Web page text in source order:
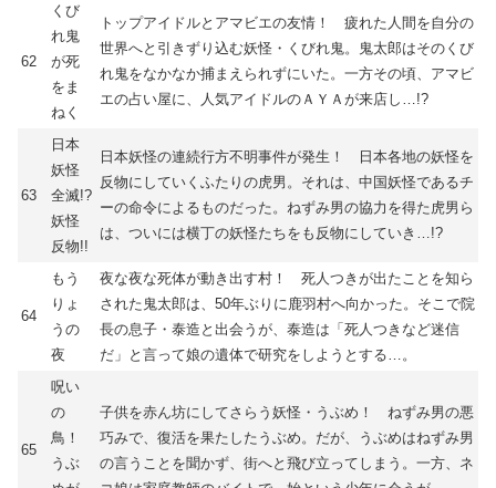
62
くび
れ鬼
が死
をま
ねく
トップアイドルとアマビエの友情！ 疲れた人間を自分の
世界へと引きずり込む妖怪・くびれ鬼。鬼太郎はそのくび
れ鬼をなかなか捕まえられずにいた。一方その頃、アマビ
エの占い屋に、人気アイドルのＡＹＡが来店し…!?
63
日本
妖怪
全滅!?
妖怪
反物!!
日本妖怪の連続行方不明事件が発生！ 日本各地の妖怪を
反物にしていくふたりの虎男。それは、中国妖怪であるチ
ーの命令によるものだった。ねずみ男の協力を得た虎男ら
は、ついには横丁の妖怪たちをも反物にしていき…!?
64
もう
りょ
うの
夜
夜な夜な死体が動き出す村！ 死人つきが出たことを知ら
された鬼太郎は、50年ぶりに鹿羽村へ向かった。そこで院
長の息子・泰造と出会うが、泰造は「死人つきなど迷信
だ」と言って娘の遺体で研究をしようとする…。
65
呪い
の
鳥！
うぶ
子供を赤ん坊にしてさらう妖怪・うぶめ！ ねずみ男の悪
巧みで、復活を果たしたうぶめ。だが、うぶめはねずみ男
の言うことを聞かず、街へと飛び立ってしまう。一方、ネ